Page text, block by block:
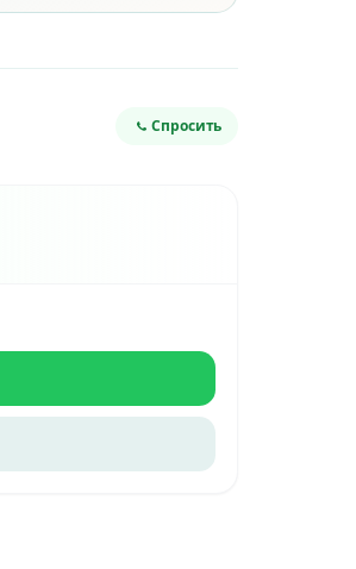
Спросить